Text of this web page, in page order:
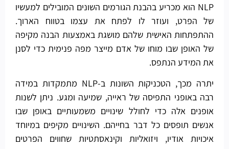
NLP הוא מכריע בהבנת הגורמים השונים המובילים למעשיו
של הפרט, ועוזר לו לפתח את עצמו בטווח הארוך.
ההתפתחות האישית שלהם מושגת באמצעות הבנה מקיפה
של האופן שבו מוחו של אדם מייצר מפה פנימית כדי לסנן
את המידע הנתפס.
יתרה מכך, הטכניקות השונות ב-NLP מתמקדות במידה
רבה באופני התפיסה של ראייה, שמיעה ומגע. ניתן לשנות
אופנים אלה כדי לחולל שינויים משמעותיים באופן שבו
אנשים תופסים כל דבר בחייהם. השינויים מקיפים במיוחד
איכויות אודיו, ויזואליות וקינאסתטיות שחווים הפרטים